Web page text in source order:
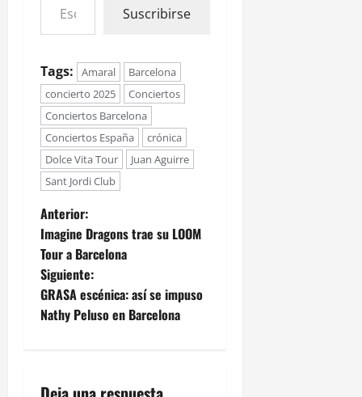
Suscribirse
Tags: Amaral
Barcelona
concierto 2025
Conciertos
Conciertos Barcelona
Conciertos España
crónica
Dolce Vita Tour
Juan Aguirre
Sant Jordi Club
Anterior:
Imagine Dragons trae su LOOM
Tour a Barcelona
Siguiente:
GRASA escénica: así se impuso
Nathy Peluso en Barcelona